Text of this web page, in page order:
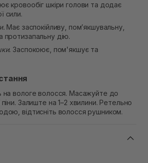
кровообіг шкіри голови та додає
сили.
Має заспокійливу, пом’якшувальну,
протизапальну дію.
Заспокоює, пом'якшує та
на вологе волосся. Масажуйте до
Залиште на 1–2 хвилини. Ретельно
відтисніть волосся рушником.